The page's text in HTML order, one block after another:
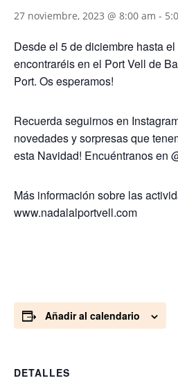
27 noviembre, 2023 @ 8:00 am -
Desde el 5 de diciembre hasta
encontraréis en el Port Vell de
Port. Os esperamos!
Recuerda seguirnos en
novedades y sorpresas que
esta Navidad! Encuéntranos en
Más información sobre las
www.nadalalportvell.com
Añadir al calendario
DETALLES